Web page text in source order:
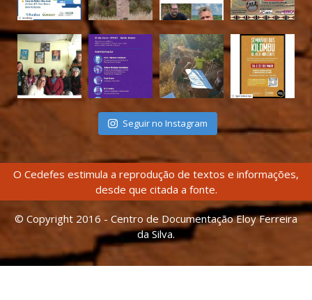
Seguir no Instagram
O Cedefes estimula a reprodução de textos e informações,
desde que citada a fonte.
© Copyright 2016 - Centro de Documentação Eloy Ferreira
da Silva.